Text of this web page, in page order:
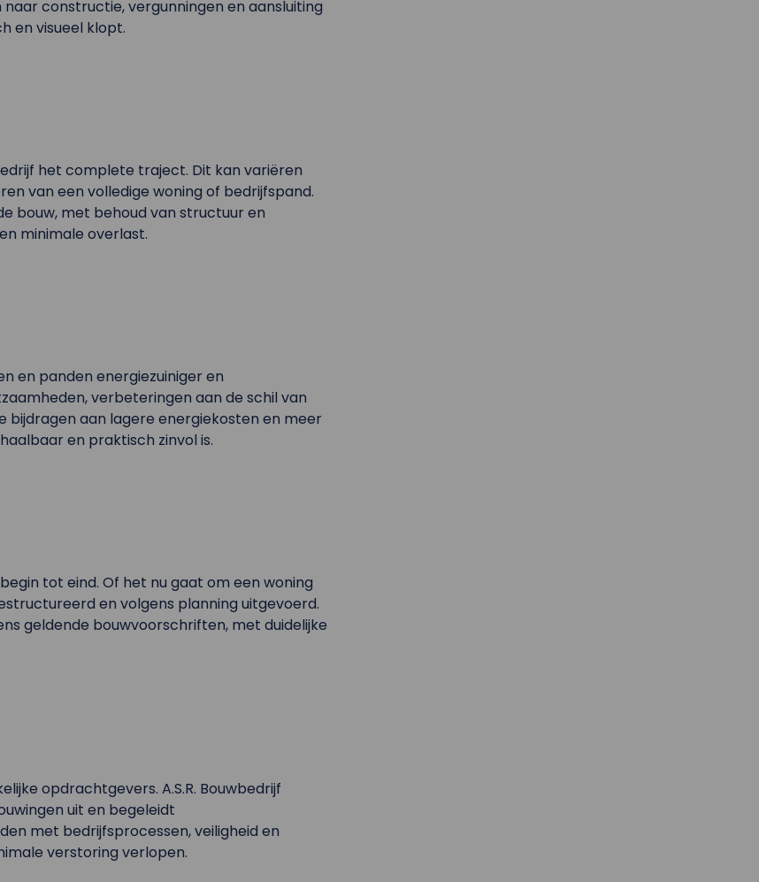
constructie, vergunningen en aansluiting
en visueel klopt.
het complete traject. Dit kan variëren
van een volledige woning of bedrijfspand.
bouw, met behoud van structuur en
minimale overlast.
en panden energiezuiniger en
verbeteringen aan de schil van
bijdragen aan lagere energiekosten en meer
en praktisch zinvol is.
tot eind. Of het nu gaat om een woning
en volgens planning uitgevoerd.
geldende bouwvoorschriften, met duidelijke
opdrachtgevers. A.S.R. Bouwbedrijf
uit en begeleidt
met bedrijfsprocessen, veiligheid en
verstoring verlopen.